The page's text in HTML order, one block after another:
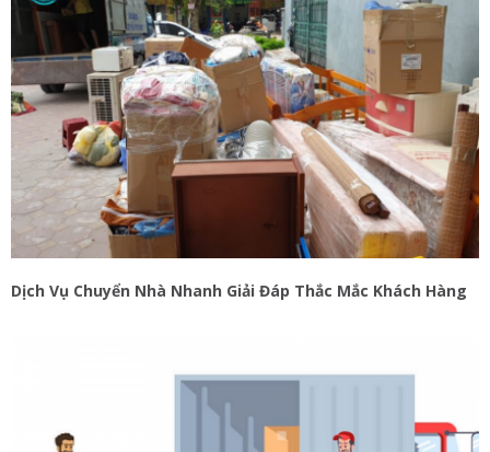
Dịch Vụ Chuyển Nhà Nhanh Giải Đáp Thắc Mắc Khách Hàng